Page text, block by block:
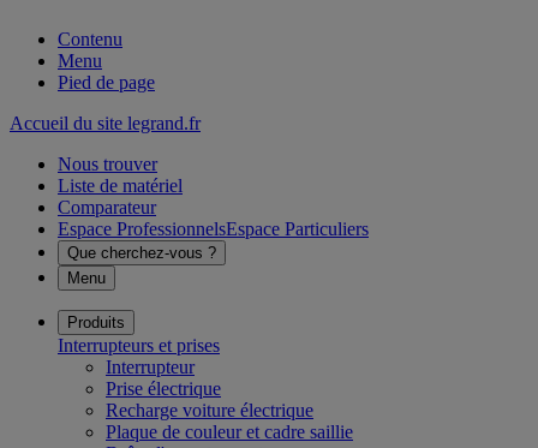
Contenu
Menu
Pied de page
Accueil du site legrand.fr
Nous trouver
Liste de matériel
Comparateur
Espace ProfessionnelsEspace Particuliers
Que cherchez-vous ?
Menu
Produits
Interrupteurs et prises
Interrupteur
Prise électrique
Recharge voiture électrique
Plaque de couleur et cadre saillie